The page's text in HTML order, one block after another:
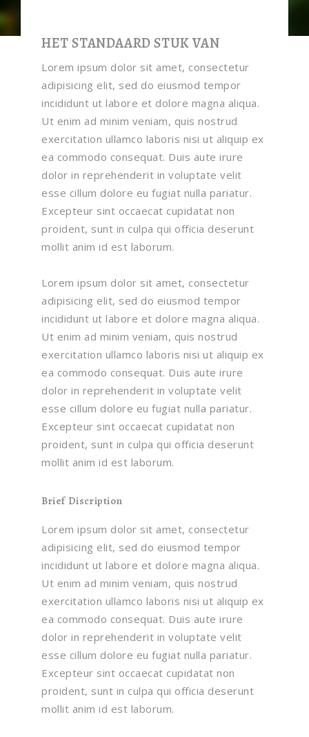
HET STANDAARD STUK VAN
Lorem ipsum dolor sit amet, consectetur
adipisicing elit, sed do eiusmod tempor
incididunt ut labore et dolore magna aliqua.
Ut enim ad minim veniam, quis nostrud
exercitation ullamco laboris nisi ut aliquip ex
ea commodo consequat. Duis aute irure
dolor in reprehenderit in voluptate velit
esse cillum dolore eu fugiat nulla pariatur.
Excepteur sint occaecat cupidatat non
proident, sunt in culpa qui officia deserunt
mollit anim id est laborum.
Lorem ipsum dolor sit amet, consectetur
adipisicing elit, sed do eiusmod tempor
incididunt ut labore et dolore magna aliqua.
Ut enim ad minim veniam, quis nostrud
exercitation ullamco laboris nisi ut aliquip ex
ea commodo consequat. Duis aute irure
dolor in reprehenderit in voluptate velit
esse cillum dolore eu fugiat nulla pariatur.
Excepteur sint occaecat cupidatat non
proident, sunt in culpa qui officia deserunt
mollit anim id est laborum.
Brief Discription
Lorem ipsum dolor sit amet, consectetur
adipisicing elit, sed do eiusmod tempor
incididunt ut labore et dolore magna aliqua.
Ut enim ad minim veniam, quis nostrud
exercitation ullamco laboris nisi ut aliquip ex
ea commodo consequat. Duis aute irure
dolor in reprehenderit in voluptate velit
esse cillum dolore eu fugiat nulla pariatur.
Excepteur sint occaecat cupidatat non
proident, sunt in culpa qui officia deserunt
mollit anim id est laborum.